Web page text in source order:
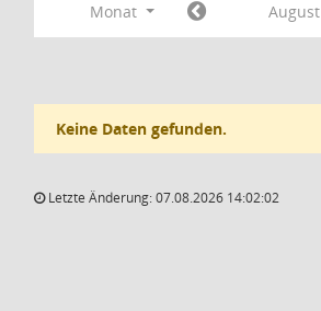
Monat August
Keine Daten gefunden.
Letzte Änderung: 07.08.2026 14:02:02